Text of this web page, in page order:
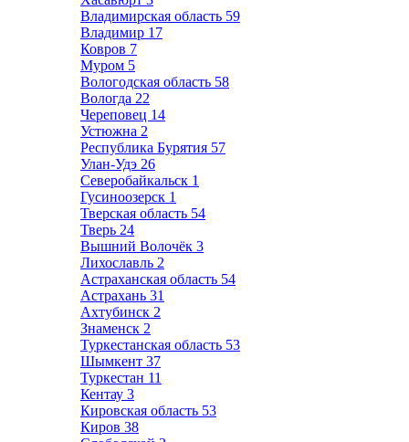
Владимирская область 59
Владимир 17
Ковров 7
Муром 5
Вологодская область 58
Вологда 22
Череповец 14
Устюжна 2
Республика Бурятия 57
Улан-Удэ 26
Северобайкальск 1
Гусиноозерск 1
Тверская область 54
Тверь 24
Вышний Волочёк 3
Лихославль 2
Астраханская область 54
Астрахань 31
Ахтубинск 2
Знаменск 2
Туркестанская область 53
Шымкент 37
Туркестан 11
Кентау 3
Кировская область 53
Киров 38